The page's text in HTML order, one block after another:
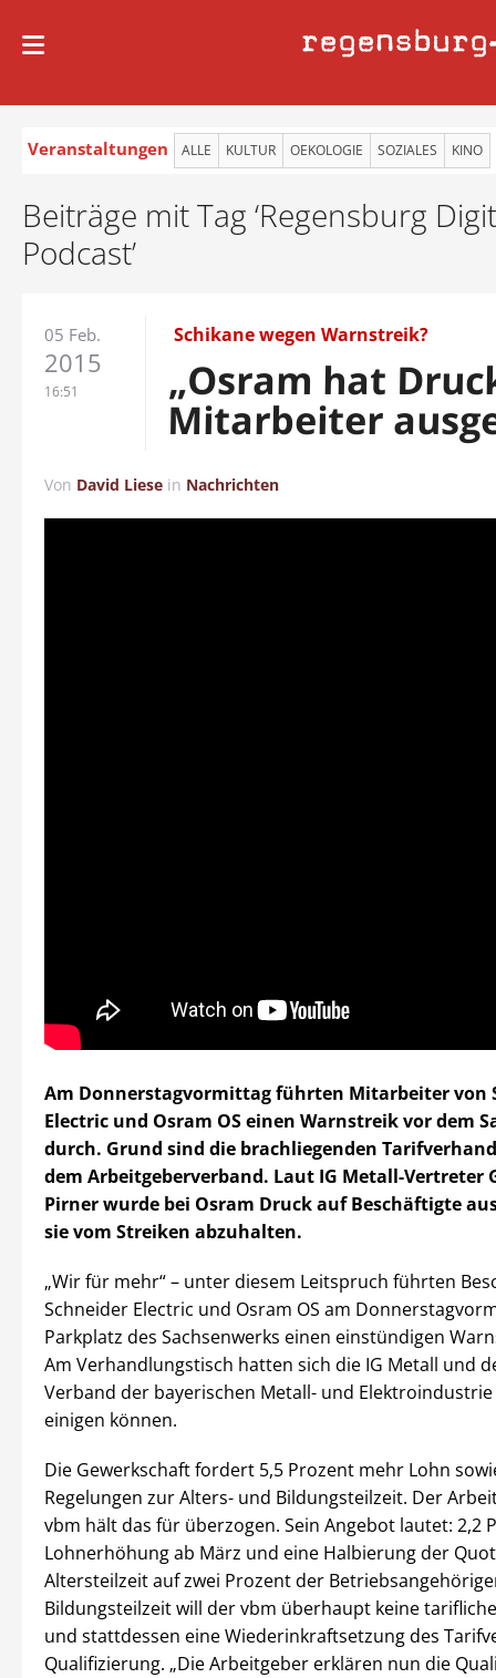
regensburg
Veranstaltungen ALLE KULTUR OEKOLOGIE SOZIALES KINO
Beiträge mit Tag ‘Regensburg
Podcast’
05 Feb.
2015
16:51
Schikane wegen Warnstreik?
„Osram hat
Mitarbeiter
Von David Liese in Nachrichten
Am Donnerstagvormittag führten Mitarbeiter von
Electric und Osram OS einen Warnstreik vor dem
durch. Grund sind die brachliegenden
dem Arbeitgeberverband. Laut IG Metall-Vertreter
Pirner wurde bei Osram Druck auf Beschäftigte
sie vom Streiken abzuhalten.
„Wir für mehr“ – unter diesem Leitspruch führten
Schneider Electric und Osram OS am
Parkplatz des Sachsenwerks einen einstündigen
Am Verhandlungstisch hatten sich die IG Metall und
Verband der bayerischen Metall- und
einigen können.
Die Gewerkschaft fordert 5,5 Prozent mehr Lohn
Regelungen zur Alters- und Bildungsteilzeit. Der
vbm hält das für überzogen. Sein Angebot lautet: 2,2
Lohnerhöhung ab März und eine Halbierung der
Altersteilzeit auf zwei Prozent der
Bildungsteilzeit will der vbm überhaupt keine
und stattdessen eine Wiederinkraftsetzung des
Qualifizierung. „Die Arbeitgeber erklären nun die